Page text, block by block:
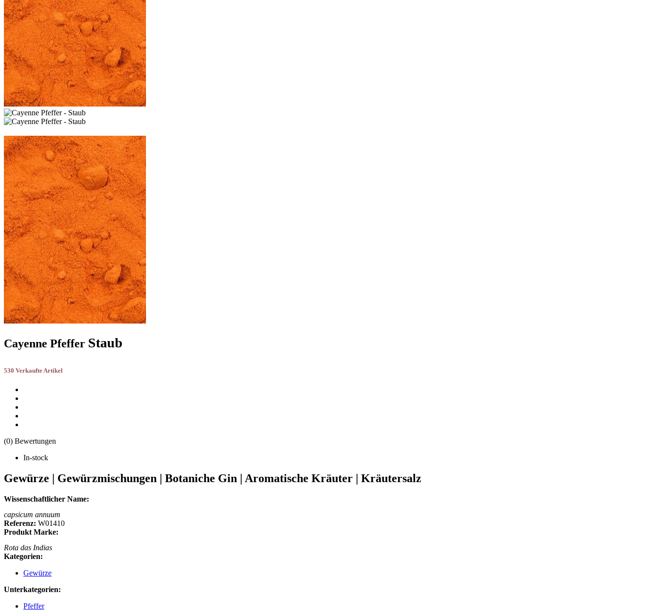
Cayenne Pfeffer Staub
530 Verkaufte Artikel
(0) Bewertungen
In-stock
Gewürze | Gewürzmischungen | Botaniche Gin | Aromatische Kräuter | Kräutersalz
Wissenschaftlicher Name:
capsicum annuum
Referenz: W01410
Produkt Marke:
Rota das Indias
Kategorien:
Gewürze
Unterkategorien:
Pfeffer